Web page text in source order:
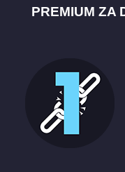
PREMIUM ZA